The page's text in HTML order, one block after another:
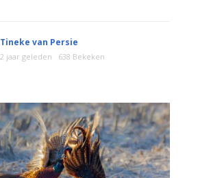
Tineke van Persie
2 jaar geleden 638 Bekeken